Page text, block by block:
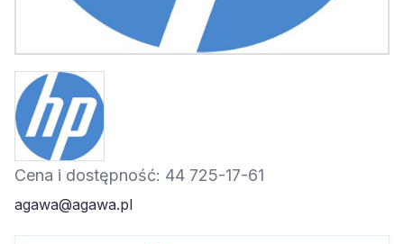
Cena i dostępność: 44 725-17-61
agawa@agawa.pl